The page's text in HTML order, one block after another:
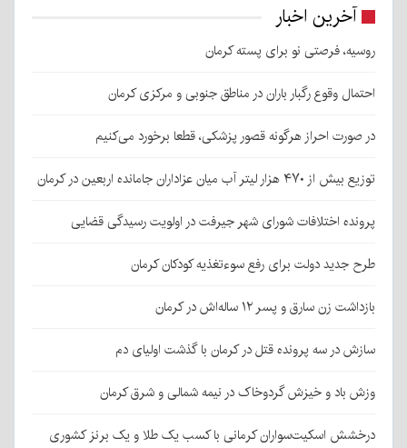
آخرین اخبار
روسیه، فرصتی نو برای پسته کرمان
احتمال وقوع رگبار باران در مناطق جنوبی و مرکزی کرمان
در صورت احراز هرگونه قصور پزشکی، قطعا برخورد می‌کنیم
توزیع بیش از ۴۷۰ هزار لیتر آب میان عزاداران جامانده اربعین در کرمان
پرونده اختلافات شورای شهر جیرفت در اولویت رسیدگی قضایی
طرح جدید دولت برای رفع سوءتغذیه کودکان کرمان
بازداشت زن سارق و پسر ۱۲ ساله‌اش در کرمان
سازش در سه پرونده قتل در کرمان با گذشت اولیای دم
وزش باد و خیزش گردوخاک در نیمه شمالی و شرق کرمان
درخشش اسکیت‌سواران کرمانی با کسب یک طلا و یک برنز کشوری